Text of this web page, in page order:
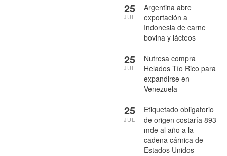
Argentina abre
exportación a
Indonesia de carne
bovina y lácteos
25
JUL
Nutresa compra
Helados Tío Rico para
expandirse en
Venezuela
25
JUL
Etiquetado obligatorio
de origen costaría 893
mde al año a la
cadena cárnica de
Estados Unidos
25
JUL